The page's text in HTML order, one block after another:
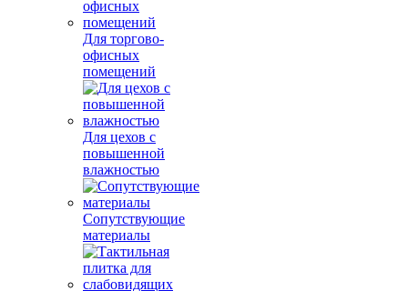
Для торгово-
офисных
помещений
Для цехов с
повышенной
влажностью
Сопутствующие
материалы